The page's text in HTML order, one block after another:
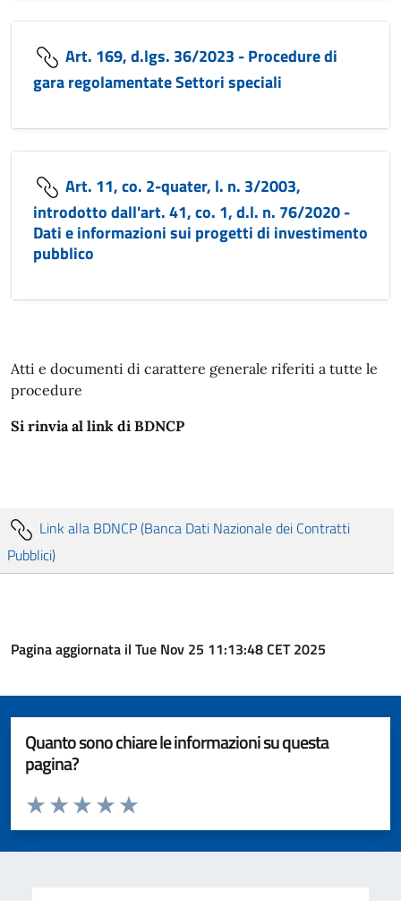
Art. 169, d.lgs. 36/2023 - Procedure di
gara regolamentate Settori speciali
Art. 11, co. 2-quater, l. n. 3/2003,
introdotto dall'art. 41, co. 1, d.l. n. 76/2020 -
Dati e informazioni sui progetti di investimento
pubblico
Atti e documenti di carattere generale riferiti a tutte le
procedure
Si rinvia al link di BDNCP
Link alla BDNCP (Banca Dati Nazionale dei Contratti
Pubblici)
Pagina aggiornata il Tue Nov 25 11:13:48 CET 2025
Quanto sono chiare le informazioni su questa
pagina?
Valuta da 1 a 5 stelle la pagina
Valuta 5 stelle su 5
Valuta 4 stelle su 5
Valuta 3 stelle su 5
Valuta 2 stelle su 5
Valuta 1 stelle su 5